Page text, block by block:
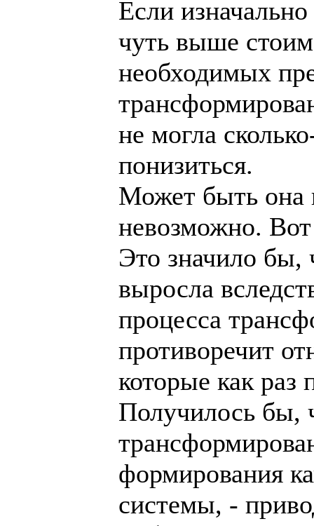
Если
чуть выше
необходимых
не могла
понизиться.
Может быть она
невозможно.
Это значило бы,
выросла
процесса
противоречит
которые как раз
Получилось бы,
формирования
системы, -